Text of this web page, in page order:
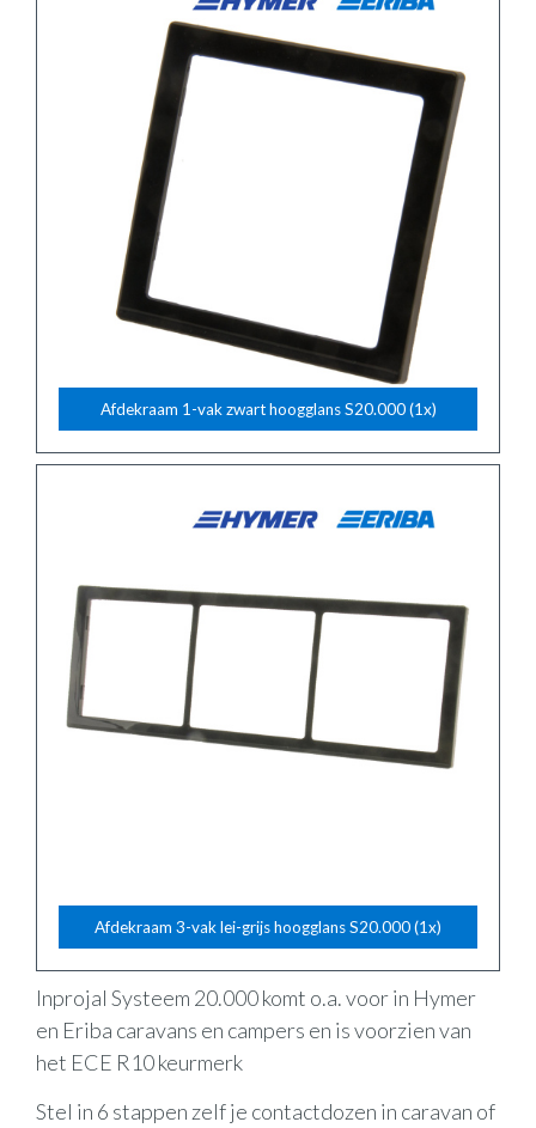
Afdekraam 1-vak zwart hoogglans S20.000 (1x)
Afdekraam 3-vak lei-grijs hoogglans S20.000 (1x)
Inprojal Systeem 20.000 komt o.a. voor in Hymer
en Eriba caravans en campers en is voorzien van
het ECE R10 keurmerk
Stel in 6 stappen zelf je contactdozen in caravan of